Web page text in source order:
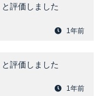
と評価しました
1年前
と評価しました
1年前